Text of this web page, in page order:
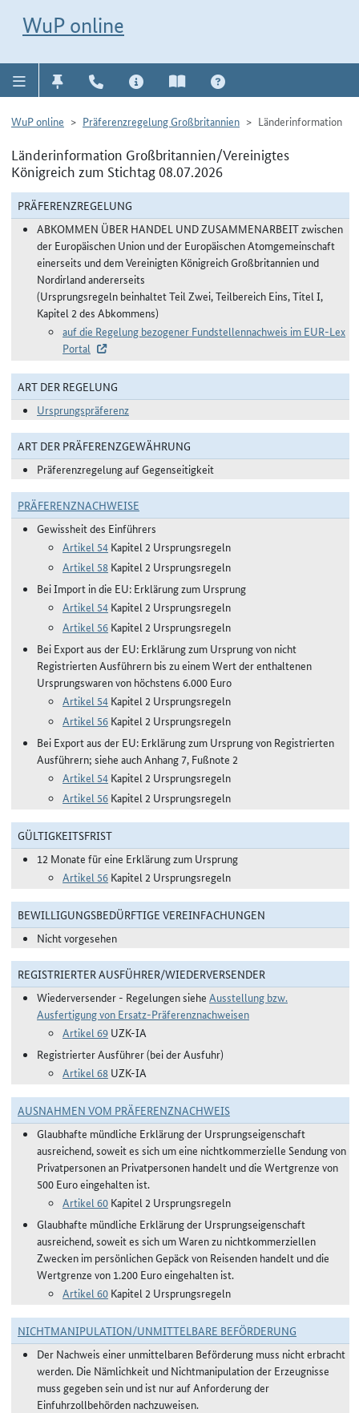
WuP online
WuP online Präferenzregelung Großbritannien Länderinformation
Länderinformation Großbritannien/Vereinigtes
Königreich zum Stichtag 08.07.2026
PRÄFERENZREGELUNG
ABKOMMEN ÜBER HANDEL UND ZUSAMMENARBEIT zwischen
der Europäischen Union und der Europäischen Atomgemeinschaft
einerseits und dem Vereinigten Königreich Großbritannien und
Nordirland andererseits
(Ursprungsregeln beinhaltet Teil Zwei, Teilbereich Eins, Titel I,
Kapitel 2 des Abkommens)
auf die Regelung bezogener Fundstellennachweis im EUR-Lex
Portal
ART DER REGELUNG
Ursprungspräferenz
ART DER PRÄFERENZGEWÄHRUNG
Präferenzregelung auf Gegenseitigkeit
PRÄFERENZNACHWEISE
Gewissheit des Einführers
Artikel 54 Kapitel 2 Ursprungsregeln
Artikel 58 Kapitel 2 Ursprungsregeln
Bei Import in die EU: Erklärung zum Ursprung
Artikel 54 Kapitel 2 Ursprungsregeln
Artikel 56 Kapitel 2 Ursprungsregeln
Bei Export aus der EU: Erklärung zum Ursprung von nicht
Registrierten Ausführern bis zu einem Wert der enthaltenen
Ursprungswaren von höchstens 6.000 Euro
Artikel 54 Kapitel 2 Ursprungsregeln
Artikel 56 Kapitel 2 Ursprungsregeln
Bei Export aus der EU: Erklärung zum Ursprung von Registrierten
Ausführern; siehe auch Anhang 7, Fußnote 2
Artikel 54 Kapitel 2 Ursprungsregeln
Artikel 56 Kapitel 2 Ursprungsregeln
GÜLTIGKEITSFRIST
12 Monate für eine Erklärung zum Ursprung
Artikel 56 Kapitel 2 Ursprungsregeln
BEWILLIGUNGSBEDÜRFTIGE VEREINFACHUNGEN
Nicht vorgesehen
REGISTRIERTER AUSFÜHRER/WIEDERVERSENDER
Wiederversender - Regelungen siehe Ausstellung bzw.
Ausfertigung von Ersatz-Präferenznachweisen
Artikel 69 UZK-IA
Registrierter Ausführer (bei der Ausfuhr)
Artikel 68 UZK-IA
AUSNAHMEN VOM PRÄFERENZNACHWEIS
Glaubhafte mündliche Erklärung der Ursprungseigenschaft
ausreichend, soweit es sich um eine nichtkommerzielle Sendung von
Privatpersonen an Privatpersonen handelt und die Wertgrenze von
500 Euro eingehalten ist.
Artikel 60 Kapitel 2 Ursprungsregeln
Glaubhafte mündliche Erklärung der Ursprungseigenschaft
ausreichend, soweit es sich um Waren zu nichtkommerziellen
Zwecken im persönlichen Gepäck von Reisenden handelt und die
Wertgrenze von 1.200 Euro eingehalten ist.
Artikel 60 Kapitel 2 Ursprungsregeln
NICHTMANIPULATION/UNMITTELBARE BEFÖRDERUNG
Der Nachweis einer unmittelbaren Beförderung muss nicht erbracht
werden. Die Nämlichkeit und Nichtmanipulation der Erzeugnisse
muss gegeben sein und ist nur auf Anforderung der
Einfuhrzollbehörden nachzuweisen.